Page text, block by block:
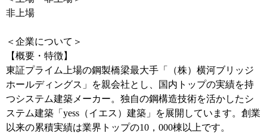
非上場
＜企業について＞
【概要・特徴】
東証プライム上場の鋼製橋梁最大手「（株）横河ブリッジ
ホールディングス」を親会社とし、国内トップの実績を持
つシステム建築メーカー。独自の鋼構造技術を活かしたシ
ステム建築「yess（イエス）建築」を展開しています。創業
以来の累積実績は業界トップの10，000棟以上です。